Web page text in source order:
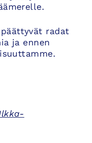
radat
ja ennen